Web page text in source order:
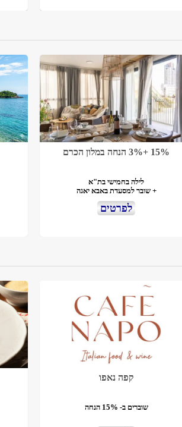
15% +3% הנחה במלון הכרם
לילה בחמישי בת"א
+ שובר למסעדת באבא יאגה
לפרטים
קפה נאפו
שוברים ב- 15% הנחה